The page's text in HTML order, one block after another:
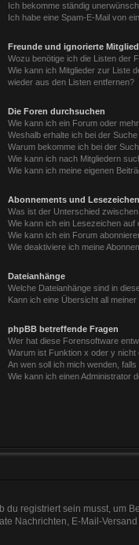
Ich bekomme ständig
Ich habe eine Spam-E-Mail von
Freunde und ignorierte
Wozu benötige ich die Listen der
Wie kann ich Mitglieder zur Liste
wieder aus den Listen entfernen?
Die Foren durchsuchen
Wie kann ich ein Forum oder
Weshalb erhalte ich bei der
Warum bekomme ich bei der
Wie kann ich nach Mitgliedern
Wie kann ich meine eigenen
Abonnements und Lesezeichen
Was ist der Unterschied
Wie kann ich ein Lesezeichen
Wie kann ich ein Forum
Wie deaktiviere ich meine
Dateianhänge
Welche Dateianhänge sind in
Kann ich eine Übersicht all
phpBB betreffende Fragen
Wer hat diese Forensoftware
Warum ist Funktion x oder y nicht
An wen soll ich mich wenden,
Wie kann ich einen Administrator
registriert sein musst, um
Nachrichten, E-Mail-